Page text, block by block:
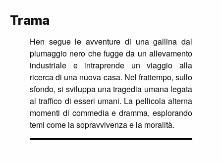
Trama
Hen segue le avventure di una gallina dal
piumaggio nero che fugge da un allevamento
industriale e intraprende un viaggio alla
ricerca di una nuova casa. Nel frattempo, sullo
sfondo, si sviluppa una tragedia umana legata
al traffico di esseri umani. La pellicola alterna
momenti di commedia e dramma, esplorando
temi come la sopravvivenza e la moralità.